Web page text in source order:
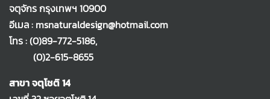
จตุจักร กรุงเทพฯ 10900
อีเมล : msnaturaldesign@hotmail.com
โทร :(0)89-772-5186,
(0)2-615-8655
สาขา จตุโชติ 14